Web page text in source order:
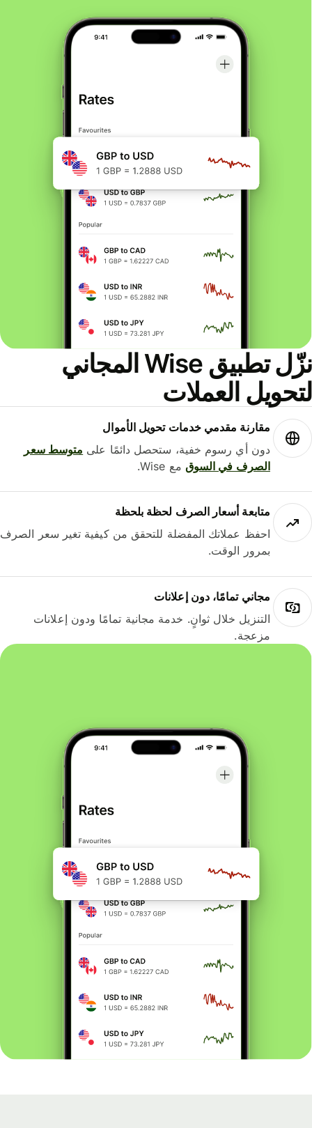
نزّل تطبيق Wise المجاني
العملات
مقارنة مقدمي خدمات تحويل الأموال
دون أي رسوم خفية، ستحصل دائمًا علىمتوسط ​​سعر
الصرف في السوقمع Wise.
متابعة أسعار الصرف لحظة بلحظة
احفظ عملاتك المفضلة للتحقق من كيفية تغير سعر الصرف
بمرور الوقت.
مجاني تمامًا، دون إعلانات
التنزيل خلال ثوانٍ. خدمة مجانية تمامًا ودون إعلانات
مزعجة.